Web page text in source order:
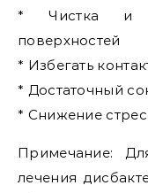
* Чистка и
поверхностей
* Избегать
* Достаточный
* Снижение
Примечание:
лечения